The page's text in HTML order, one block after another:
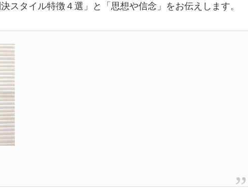
スタイル特徴４選」と「思想や信念」をお伝えします。